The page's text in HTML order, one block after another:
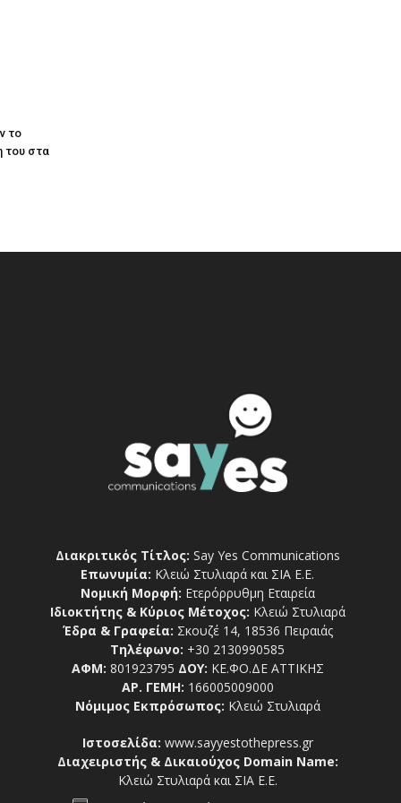
το
του στα
Διακριτικός Τίτλος: Say Yes Communications
Επωνυμία: Κλειώ Στυλιαρά και ΣΙΑ Ε.Ε.
Νομική Μορφή: Ετερόρρυθμη Εταιρεία
Ιδιοκτήτης & Κύριος Μέτοχος: Κλειώ Στυλιαρά
Έδρα & Γραφεία: Σκουζέ 14, 18536 Πειραιάς
Τηλέφωνο: +30 2130990585
ΑΦΜ: 801923795 ΔΟΥ: ΚΕ.ΦΟ.ΔΕ ΑΤΤΙΚΗΣ
ΑΡ. ΓΕΜΗ: 166005009000
Νόμιμος Εκπρόσωπος: Κλειώ Στυλιαρά
Ιστοσελίδα: www.sayyestothepress.gr
Διαχειριστής & Δικαιούχος Domain Name:
Κλειώ Στυλιαρά και ΣΙΑ Ε.Ε.